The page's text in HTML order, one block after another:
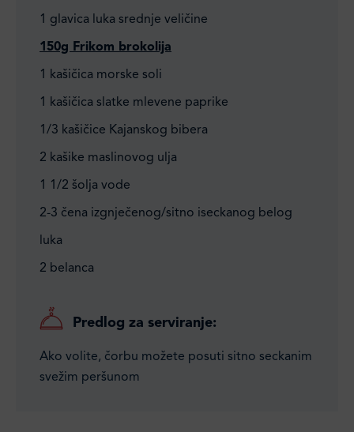
1 glavica luka srednje veličine
150g Frikom brokolija
1 kašičica morske soli
1 kašičica slatke mlevene paprike
1/3 kašičice Kajanskog bibera
2 kašike maslinovog ulja
1 1/2 šolja vode
2-3 čena izgnječenog/sitno iseckanog belog
luka
2 belanca
Predlog za serviranje:
Ako volite, čorbu možete posuti sitno seckanim
svežim peršunom